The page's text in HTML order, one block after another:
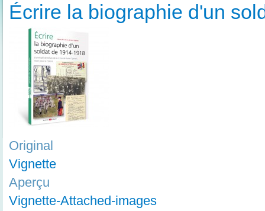
Écrire la biographie d'un
Original
Vignette
Aperçu
Vignette-Attached-images